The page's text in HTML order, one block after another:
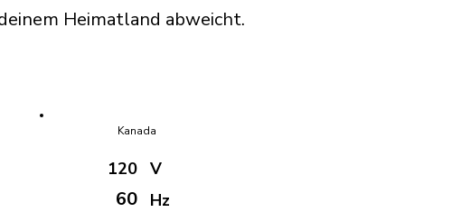
Heimatland abweicht.
Kanada
120
60
V
Hz